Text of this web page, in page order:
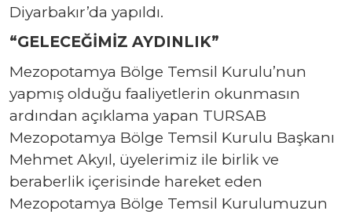
Diyarbakır’da yapıldı.
“GELECEĞİMİZ AYDINLIK”
Mezopotamya Bölge Temsil Kurulu’nun
yapmış olduğu faaliyetlerin okunmasın
ardından açıklama yapan TURSAB
Mezopotamya Bölge Temsil Kurulu Başkanı
Mehmet Akyıl, üyelerimiz ile birlik ve
beraberlik içerisinde hareket eden
Mezopotamya Bölge Temsil Kurulumuzun